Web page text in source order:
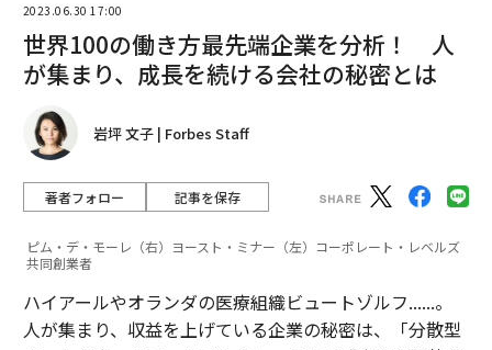
2023.06.30 17:00
世界100の働き方最先端企業を分析！ 人
が集まり、成長を続ける会社の秘密とは
岩坪 文子 | Forbes Staff
著者フォロー 記事を保存
ピム・デ・モーレ（右）ヨースト・ミナー（左）コーポレート・レベルズ
共同創業者
ハイアールやオランダの医療組織ビュートゾルフ......。
人が集まり、収益を上げている企業の秘密は、「分散型